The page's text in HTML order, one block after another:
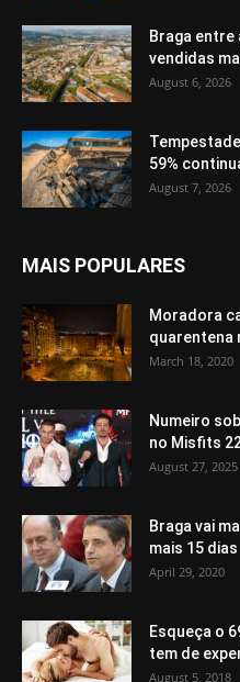
Braga entre
vendidas
August 6, 2026
59%
August 7, 2026
MAIS POPULARES
Moradora
quarentena
March 18, 2020
Numeiro
no Misfits
August 27, 2025
Braga vai
mais 15 dias
April 29, 2020
Esqueça o
tem de
August 5, 2018